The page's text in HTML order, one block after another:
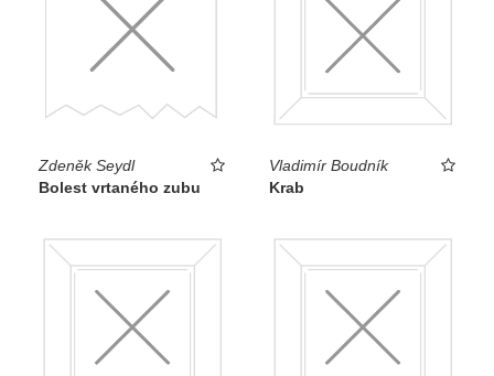
Zdeněk Seydl
Bolest vrtaného zubu
Vladimír Boudník
Krab